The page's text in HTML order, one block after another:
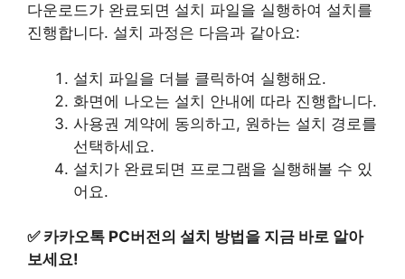
다운로드가 완료되면 설치 파일을 실행하여 설치를
진행합니다. 설치 과정은 다음과 같아요:
설치 파일을 더블 클릭하여 실행해요.
화면에 나오는 설치 안내에 따라 진행합니다.
사용권 계약에 동의하고, 원하는 설치 경로를
선택하세요.
설치가 완료되면 프로그램을 실행해볼 수 있
어요.
✅ 카카오톡 PC버전의 설치 방법을 지금 바로 알아
보세요!